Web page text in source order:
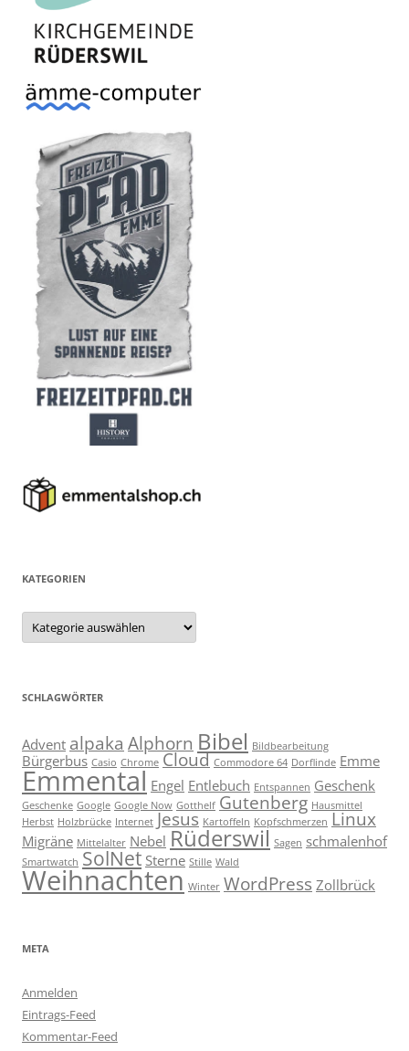
KATEGORIEN
Kategorien
SCHLAGWÖRTER
Advent alpaka Alphorn Bibel Bildbearbeitung
Bürgerbus Casio Chrome Cloud Commodore 64 Dorflinde Emme
Emmental Engel Entlebuch Entspannen Geschenk
Geschenke Google Google Now Gotthelf Gutenberg Hausmittel
Herbst Holzbrücke Internet Jesus Kartoffeln Kopfschmerzen Linux
Migräne Mittelalter Nebel Rüderswil Sagen schmalenhof
Smartwatch SolNet Sterne Stille Wald
Weihnachten Winter WordPress Zollbrück
META
Anmelden
Eintrags-Feed
Kommentar-Feed